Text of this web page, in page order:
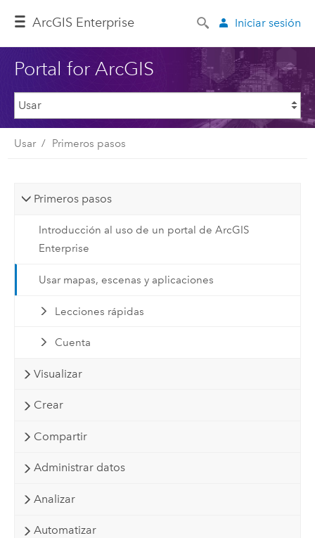
ArcGIS Enterprise Iniciar sesión
Portal for ArcGIS
Usar Primeros pasos
Primeros pasos
Introducción al uso de un portal de ArcGIS
Enterprise
Usar mapas, escenas y aplicaciones
Lecciones rápidas
Cuenta
Visualizar
Crear
Compartir
Administrar datos
Analizar
Automatizar